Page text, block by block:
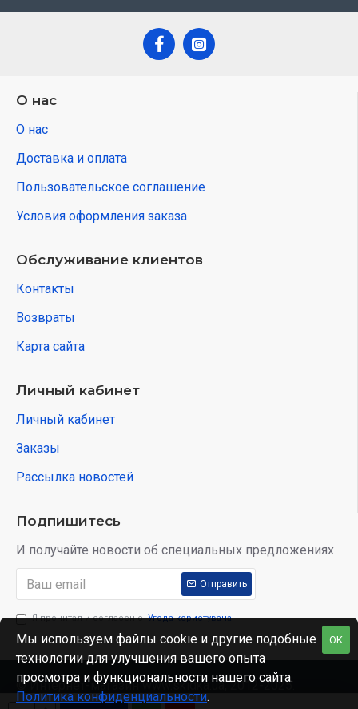
О нас
О нас
Доставка и оплата
Пользовательское соглашение
Условия оформления заказа
Обслуживание клиентов
Контакты
Возвраты
Карта сайта
Личный кабинет
Личный кабинет
Заказы
Рассылка новостей
Подпишитесь
И получайте новости об специальных предложениях
Отправить
Я прочитал и согласен с Угода користувача
© Интернет-магазин www.skidka.ua, 2012-2025.
OK
Мы используем файлы cookie и другие подобные
технологии для улучшения вашего опыта
просмотра и функциональности нашего сайта.
Политика конфиденциальности.